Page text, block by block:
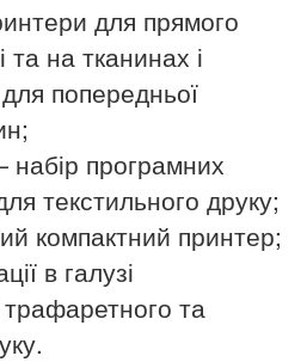
для прямого
та на тканинах і
попередньої
програмних
текстильного друку;
компактний принтер;
в галузі
та